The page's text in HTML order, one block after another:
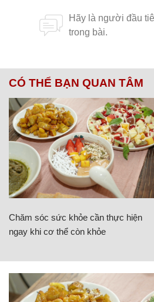
CÓ THỂ BẠN QUAN TÂM
Chăm sóc sức khỏe cần thực hiện
ngay khi cơ thể còn khỏe